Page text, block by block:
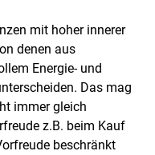
mit hoher innerer
denen aus
Energie- und
Das mag
immer gleich
z.B. beim Kauf
beschränkt